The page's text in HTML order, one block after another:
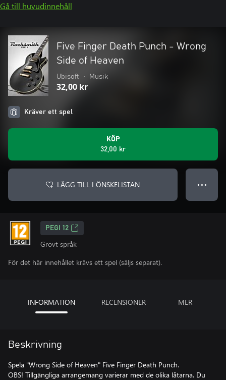
Gå till huvudinnehåll
Five Finger Death Punch - Wrong
Side of Heaven
Ubisoft • Musik
32,00 kr
Kräver ett spel
KÖP
32,00 kr
LÄGG TILL I ÖNSKELISTAN ● ● ●
PEGI 12
Grovt språk
För det här innehållet krävs ett spel (säljs separat).
INFORMATION RECENSIONER MER
Beskrivning
Spela "Wrong Side of Heaven" Five Finger Death Punch.
OBS! Tillgängliga arrangemang varierar med de olika låtarna. Du